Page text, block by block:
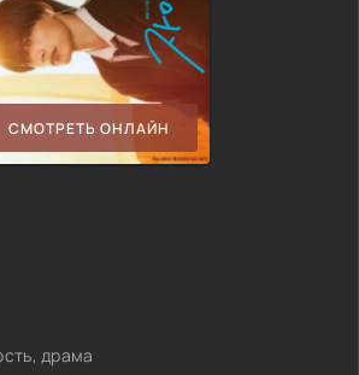
СМОТРЕТЬ ОНЛАЙН
драма